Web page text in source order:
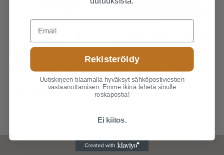
Tulikivi Raita S 1800
Satin White
MALLITAKKA
10.330,00
V4 Musta Marmori
MALLITAKKA
6.820,00
Lisää ostoskoriin
Email
Rekisteröidy
Uutiskirjeen tilaamalla hyväksyt sähköpostiviestien
vastaanottamisen. Emme ikinä lähetä sinulle
roskapostia!
Ei kiitos.